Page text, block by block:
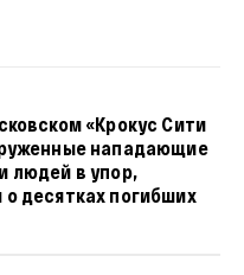
«Крокус Сити
нападающие
людей в упор,
десятках погибших